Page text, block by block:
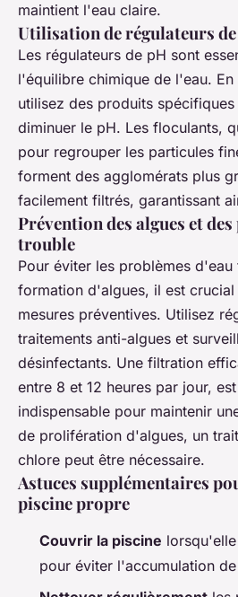
maintient l'eau claire.
Utilisation de régulateurs
Les régulateurs de pH sont
l'équilibre chimique de l'eau.
utilisez des produits
diminuer le pH. Les floculants,
pour regrouper les particules
forment des agglomérats plus
facilement filtrés, garantissant
Prévention des algues et
trouble
Pour éviter les problèmes d'eau
formation d'algues, il est
mesures préventives. Utilisez
traitements anti-algues et
désinfectants. Une filtration
entre 8 et 12 heures par jour,
indispensable pour maintenir
de prolifération d'algues, un
chlore peut être nécessaire.
Astuces supplémentaires
piscine propre
Couvrir la piscine
pour éviter l'accumulation